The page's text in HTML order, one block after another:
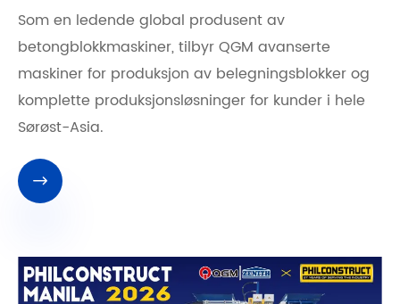
Som en ledende global produsent av
betongblokkmaskiner, tilbyr QGM avanserte
maskiner for produksjon av belegningsblokker og
komplette produksjonsløsninger for kunder i hele
Sørøst-Asia.
